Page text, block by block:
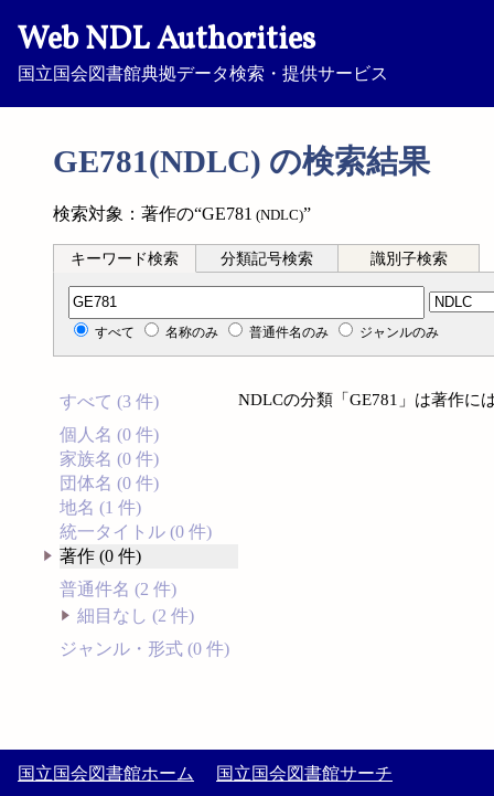
Web NDL Authorities
国立国会図書館典拠データ検索・提供サービス
GE781(NDLC) の検索結果
検索対象：著作の“GE781 (NDLC)”
キーワード検索 分類記号検索 識別子検索
分類記号検索
すべて 名称のみ 普通件名のみ ジャンルのみ
すべて (3 件)
個人名 (0 件)
家族名 (0 件)
団体名 (0 件)
地名 (1 件)
統一タイトル (0 件)
著作 (0 件)
普通件名 (2 件)
細目なし (2 件)
ジャンル・形式 (0 件)
NDLCの分類「GE781」は著作に
国立国会図書館ホーム 国立国会図書館サーチ